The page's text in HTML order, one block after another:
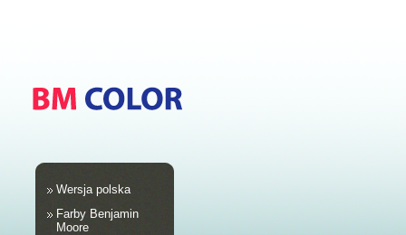
Wersja polska
Farby Benjamin
Moore